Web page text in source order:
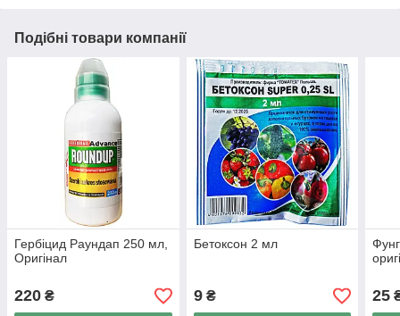
Подібні товари компанії
Гербіцид Раундап 250 мл,
Оригінал
220 ₴
Бетоксон 2 мл
9₴ 25